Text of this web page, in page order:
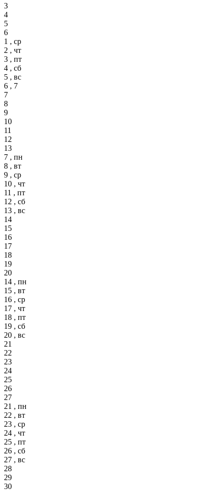
3
4
5
6
1 , ср
2 , чт
3 , пт
4 , сб
5 , вс
6 , 7
7
8
9
10
11
12
13
7 , пн
8 , вт
9 , ср
10 , чт
11 , пт
12 , сб
13 , вс
14
15
16
17
18
19
20
14 , пн
15 , вт
16 , ср
17 , чт
18 , пт
19 , сб
20 , вс
21
22
23
24
25
26
27
21 , пн
22 , вт
23 , ср
24 , чт
25 , пт
26 , сб
27 , вс
28
29
30